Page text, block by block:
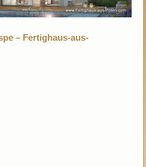
– Fertighaus-aus-